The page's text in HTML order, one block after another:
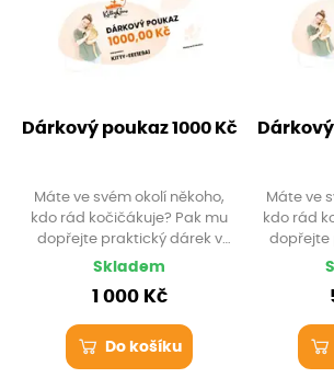
Dárkový poukaz 1000 Kč
Máte ve svém okolí někoho,
kdo rád kočičákuje? Pak mu
dopřejte praktický dárek v
hodnotě 1 000 Kč. Vybere si
navíc ušetří. Jak to funguje?
Skladem
1 000 Kč
Do košíku
Máte ve
kdo rád
dopřejte
hodnotě
navíc